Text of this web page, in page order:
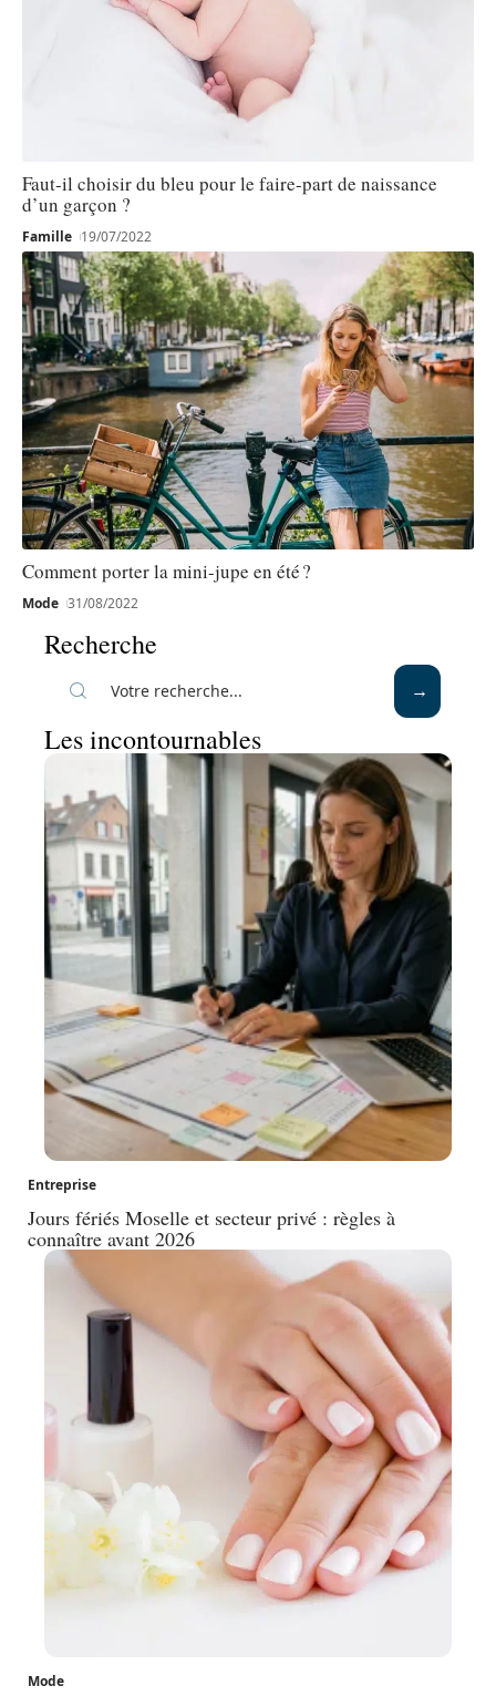
Faut-il choisir du bleu pour le faire-part de naissance
d’un garçon ?
Famille 19/07/2022
Comment porter la mini-jupe en été ?
Mode 31/08/2022
Recherche
Les incontournables
Entreprise
Jours fériés Moselle et secteur privé : règles à
connaître avant 2026
Mode